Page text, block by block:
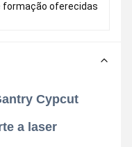
formação oferecidas
Cypcut
a laser